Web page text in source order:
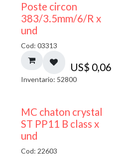
Poste circon
383/3.5mm/6/R x
und
Cod: 03313
US$ 0,06
Inventario: 52800
MC chaton crystal
ST PP11 B class x
und
Cod: 22603